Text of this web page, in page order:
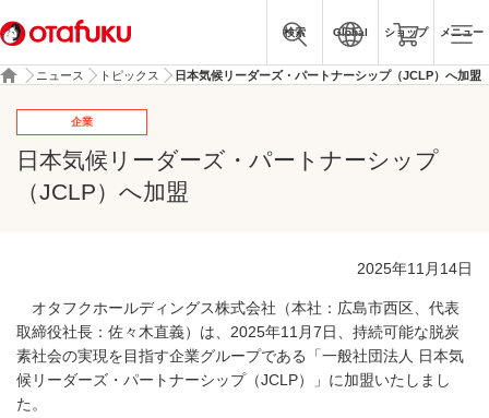
検索 Global ショップ メニュー
ニュース トピックス 日本気候リーダーズ・パートナーシップ（JCLP）へ加盟
企業
日本気候リーダーズ・パートナーシップ
（JCLP）へ加盟
2025年11月14日
オタフクホールディングス株式会社（本社：広島市西区、代表
取締役社長：佐々木直義）は、2025年11月7日、持続可能な脱炭
素社会の実現を目指す企業グループである「一般社団法人 日本気
候リーダーズ・パートナーシップ（JCLP）」に加盟いたしまし
た。